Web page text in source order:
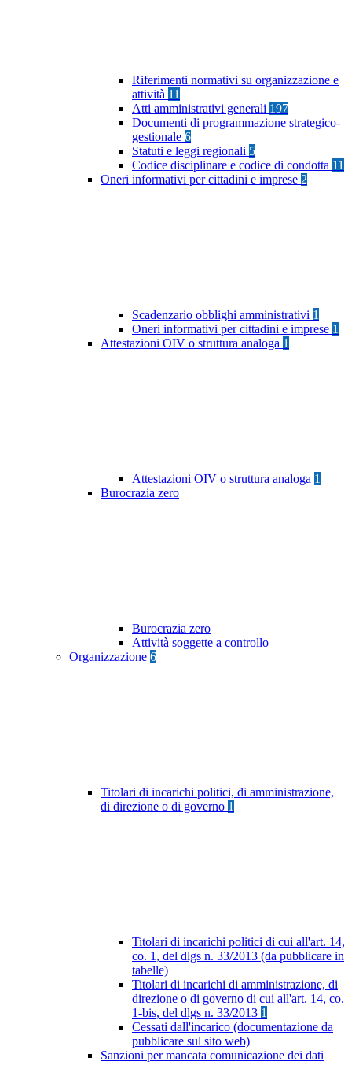
Riferimenti normativi su organizzazione e
attività 11
Atti amministrativi generali 197
Documenti di programmazione strategico-
gestionale 6
Statuti e leggi regionali 5
Codice disciplinare e codice di condotta 11
Oneri informativi per cittadini e imprese 2
Scadenzario obblighi amministrativi 1
Oneri informativi per cittadini e imprese 1
Attestazioni OIV o struttura analoga 1
Attestazioni OIV o struttura analoga 1
Burocrazia zero
Burocrazia zero
Attività soggette a controllo
Organizzazione 6
Titolari di incarichi politici, di amministrazione,
di direzione o di governo 1
Titolari di incarichi politici di cui all'art. 14,
co. 1, del dlgs n. 33/2013 (da pubblicare in
tabelle)
Titolari di incarichi di amministrazione, di
direzione o di governo di cui all'art. 14, co.
1-bis, del dlgs n. 33/2013 1
Cessati dall'incarico (documentazione da
pubblicare sul sito web)
Sanzioni per mancata comunicazione dei dati